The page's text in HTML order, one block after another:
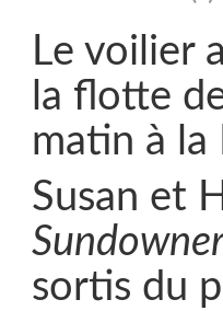
Le voilier
la flotte
matin à la
Susan et
sortis du